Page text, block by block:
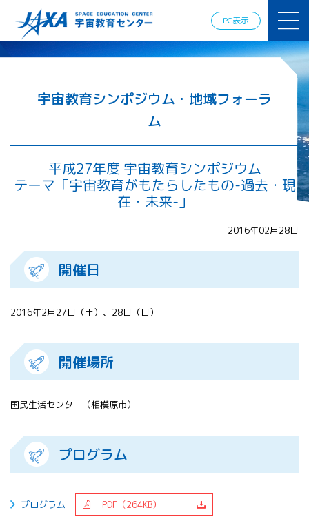
PC表示
ミー
ロスペース
情報の発
信
宇宙を活用
体験的学
習機会の
提供（国
際）
関会議）宇
All 分科会
会合
ISEB（国際
議）
ISEB学生派
宇宙教育シンポジウム・地域フォーラ
ム
平成27年度 宇宙教育シンポジウム
テーマ「宇宙教育がもたらしたもの-過去・現
在・未来-」
2016年02月28日
開催日
2016年2月27日（土）、28日（日）
開催場所
国民生活センター（相模原市）
プログラム
プログラム PDF（264KB）